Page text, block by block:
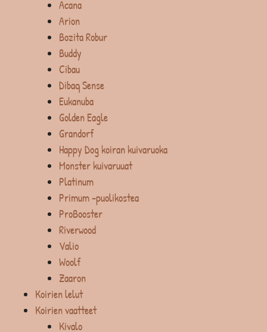
Acana
Arion
Bozita Robur
Buddy
Cibau
Dibaq Sense
Eukanuba
Golden Eagle
Grandorf
Happy Dog koiran kuivaruoka
Monster kuivaruuat
Platinum
Primum -puolikostea
ProBooster
Riverwood
Valio
Woolf
Zaaron
Koirien lelut
Koirien vaatteet
Kivalo